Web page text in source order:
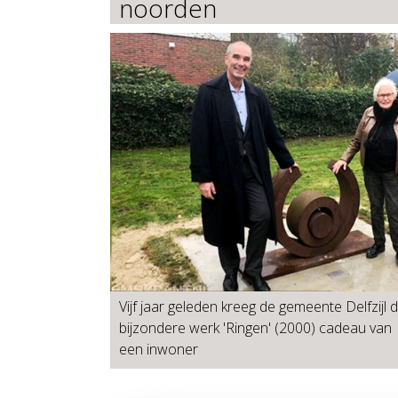
noorden
Vijf jaar geleden kreeg de gemeente Delfzijl
bijzondere werk 'Ringen' (2000) cadeau van
een inwoner